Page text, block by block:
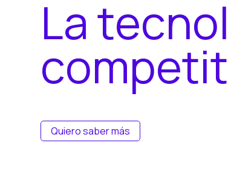
Latecnol
competit
Quiero saber más